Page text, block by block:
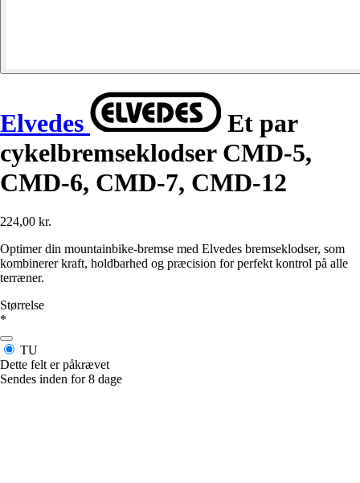
Elvedes
Et par
cykelbremseklodser CMD-5,
CMD-6, CMD-7, CMD-12
224,00 kr.
Optimer din mountainbike-bremse med Elvedes bremseklodser, som
kombinerer kraft, holdbarhed og præcision for perfekt kontrol på alle
terræner.
Størrelse
*
TU
Dette felt er påkrævet
Sendes inden for 8 dage